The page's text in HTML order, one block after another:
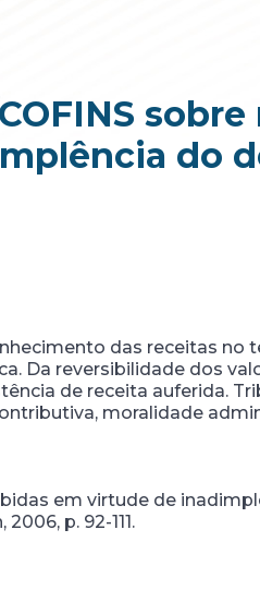
do
das receitas no
Da reversibilidade dos
de receita auferida.
moralidade
em virtude de
p. 92-111.